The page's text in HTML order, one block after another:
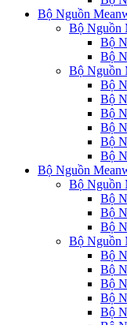
Bộ Nguồn
Bộ Nguồn
Bộ
Bộ
Bộ Nguồn
Bộ
Bộ
Bộ
Bộ
Bộ
Bộ
Bộ Nguồn
Bộ Nguồn
Bộ
Bộ
Bộ
Bộ Nguồn
Bộ
Bộ
Bộ
Bộ
Bộ